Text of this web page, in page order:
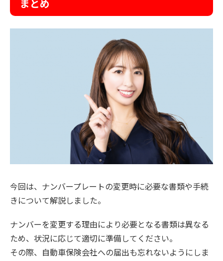
まとめ
今回は、ナンバープレートの変更時に必要な書類や手続
きについて解説しました。
ナンバーを変更する理由により必要となる書類は異なる
ため、状況に応じて適切に準備してください。
その際、自動車保険会社への届出も忘れないようにしま